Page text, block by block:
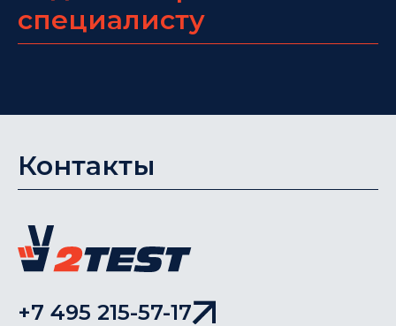
специалисту
Контакты
+7 495 215-57-17